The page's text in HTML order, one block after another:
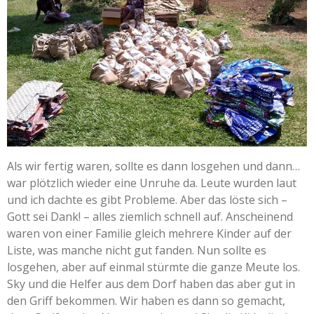
Als wir fertig waren, sollte es dann losgehen und dann…
war plötzlich wieder eine Unruhe da. Leute wurden laut
und ich dachte es gibt Probleme. Aber das löste sich –
Gott sei Dank! – alles ziemlich schnell auf. Anscheinend
waren von einer Familie gleich mehrere Kinder auf der
Liste, was manche nicht gut fanden. Nun sollte es
losgehen, aber auf einmal stürmte die ganze Meute los.
Sky und die Helfer aus dem Dorf haben das aber gut in
den Griff bekommen. Wir haben es dann so gemacht,